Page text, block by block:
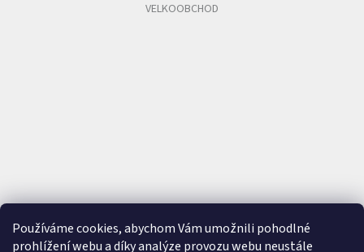
Používáme cookies, abychom Vám umožnili pohodlné
prohlížení webu a díky analýze provozu webu neustále
VELKOOBCHOD